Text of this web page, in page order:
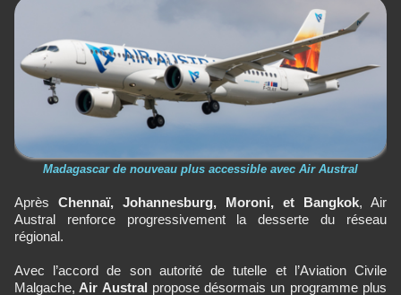
Madagascar de nouveau plus accessible avec Air Austral
Après Chennaï, Johannesburg, Moroni, et Bangkok, Air
Austral renforce progressivement la desserte du réseau
régional.
Avec l’accord de son autorité de tutelle et l’Aviation Civile
Malgache, Air Austral propose désormais un programme plus